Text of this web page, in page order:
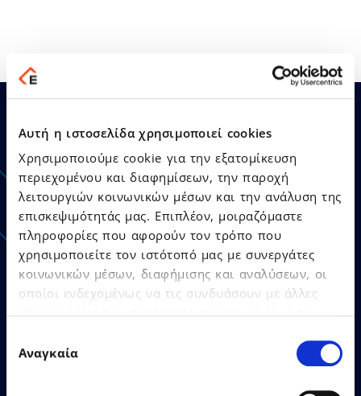
Αυτή η ιστοσελίδα χρησιμοποιεί cookies
Χρησιμοποιούμε cookie για την εξατομίκευση
περιεχομένου και διαφημίσεων, την παροχή
λειτουργιών κοινωνικών μέσων και την ανάλυση της
επισκεψιμότητάς μας. Επιπλέον, μοιραζόμαστε
πληροφορίες που αφορούν τον τρόπο που
χρησιμοποιείτε τον ιστότοπό μας με συνεργάτες
κοινωνικών μέσων, διαφήμισης και αναλύσεων, οι
οποίοι ενδεχομένως να τις συνδυάσουν με άλλες
σας χρήση των υπηρεσιών τους.
συγκατάθεσης
Αναγκαία
Ανακοινώσεις - Δελτία
Τύπου